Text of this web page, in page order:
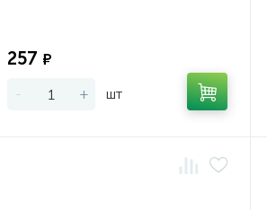
257 ₽
- + шт